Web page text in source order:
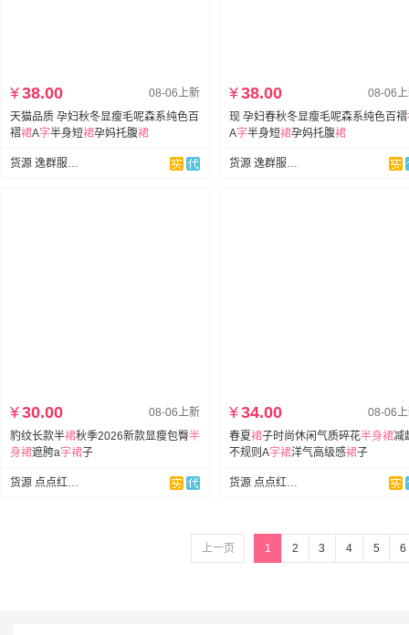
08-06上新
¥38.00
天猫品质 孕妇秋冬显瘦毛呢森系纯色百
褶裙A字半身短裙孕妈托腹裙
货源 逸群服饰孕妇装
08-06
¥38.00
现 孕妇春秋冬显瘦毛呢森系纯色百褶
A字半身短裙孕妈托腹裙
货源 逸群服饰孕妇装
08-06上新
¥30.00
豹纹长款半裙秋季2026新款显瘦包臀半
身裙遮胯a字裙子
货源 点点红（承接订单）
08-06
¥34.00
春夏裙子时尚休闲气质碎花半身裙减
不规则A字裙洋气高级感裙子
货源 点点红（承接订单）
上一页 1 2 3 4 5 6